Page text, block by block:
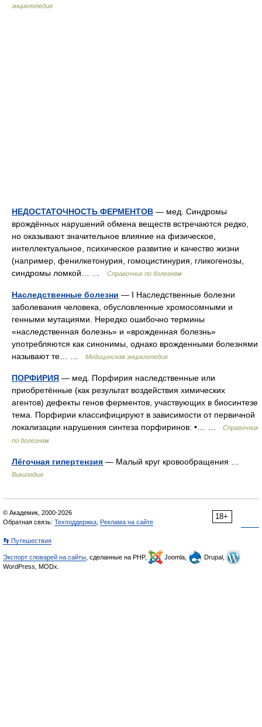
энциклопедия
НЕДОСТАТОЧНОСТЬ ФЕРМЕНТОВ — мед. Синдромы
врождённых нарушений обмена веществ встречаются редко,
но оказывают значительное влияние на физическое,
интеллектуальное, психическое развитие и качество жизни
(например, фенилкетонурия, гомоцистинурия, гликогенозы,
синдромы ломкой… …
Справочник по болезням
Наследственные болезни — I Наследственные болезни
заболевания человека, обусловленные хромосомными и
генными мутациями. Нередко ошибочно термины
«наследственная болезнь» и «врожденная болезнь»
употребляются как синонимы, однако врожденными болезнями
называют те… …
Медицинская энциклопедия
ПОРФИРИЯ — мед. Порфирия наследственные или
приобретённые (как результат воздействия химических
агентов) дефекты генов ферментов, участвующих в биосинтезе
тема. Порфирии классифицируют в зависимости от первичной
локализации нарушения синтеза порфиринов: •… …
Справочник
по болезням
Лёгочная гипертензия — Малый круг кровообращения …
Википедия
18+
© Академик, 2000-2026
Обратная связь: Техподдержка Реклама на сайте
👣 Путешествия
Экспорт словарей на сайты , сделанные на PHP, Joomla,
Drupal,
WordPress, MODx.